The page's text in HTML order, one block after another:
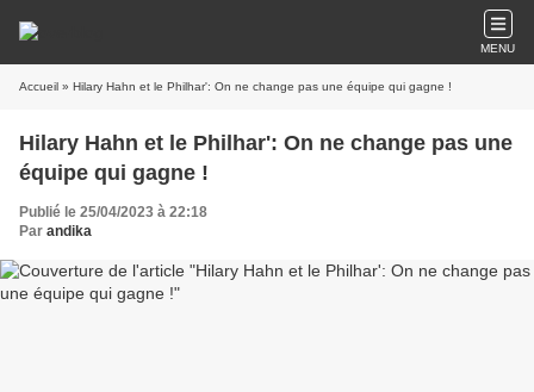
MENU
Accueil » Hilary Hahn et le Philhar': On ne change pas une équipe qui gagne !
Hilary Hahn et le Philhar': On ne change pas une
équipe qui gagne !
Publié le 25/04/2023 à 22:18
Par andika